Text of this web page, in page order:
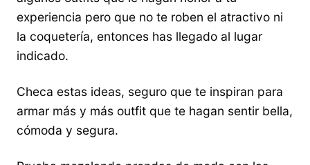
experiencia pero que no te roben el atractivo ni
la coquetería, entonces has llegado al lugar
indicado.
Checa estas ideas, seguro que te inspiran para
armar más y más outfit que te hagan sentir bella,
cómoda y segura.